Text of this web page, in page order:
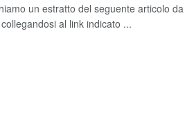
un estratto del seguente articolo da
al link indicato ...